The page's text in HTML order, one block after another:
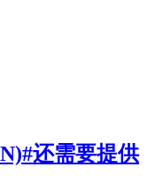
还需要提供